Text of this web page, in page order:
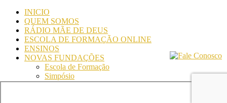
INICIO
QUEM SOMOS
RÁDIO MÃE DE DEUS
ESCOLA DE FORMAÇÃO ONLINE
ENSINOS
NOVAS FUNDAÇÕES
Escola de Formação
Simpósio